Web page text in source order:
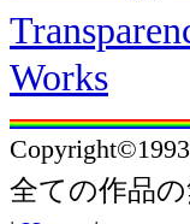
Works
全ての作品の